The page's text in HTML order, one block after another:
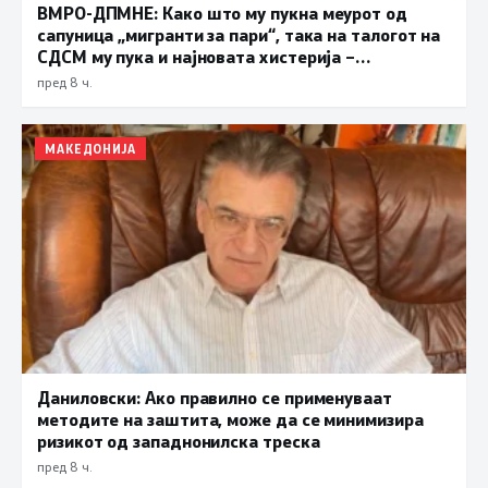
ВМРО-ДПМНЕ: Како што му пукна меурот од
сапуница „мигранти за пари“, така на талогот на
СДСМ му пука и најновата хистерија –
прифаќање на француски предлог
пред 8 ч.
МАКЕДОНИЈА
Даниловски: Ако правилно се применуваат
методите на заштита, може да се минимизира
ризикот од западнонилска треска
пред 8 ч.